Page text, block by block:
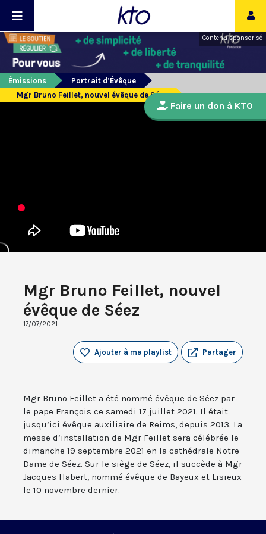
Contenu sponsorisé
Émissions
Portrait d’Évêque
Mgr Bruno Feillet, nouvel évêque de Séez
Mgr Bruno Feillet, nouvel
évêque de Séez
17/07/2021
Partager
Ajouter à ma playlist
Mgr Bruno Feillet a été nommé évêque de Séez par
le pape François ce samedi 17 juillet 2021. Il était
jusqu’ici évêque auxiliaire de Reims, depuis 2013. La
messe d’installation de Mgr Feillet sera célébrée le
dimanche 19 septembre 2021 en la cathédrale Notre-
Dame de Séez. Sur le siège de Séez, il succède à Mgr
Jacques Habert, nommé évêque de Bayeux et Lisieux
le 10 novembre dernier.
Faire un don à KTO